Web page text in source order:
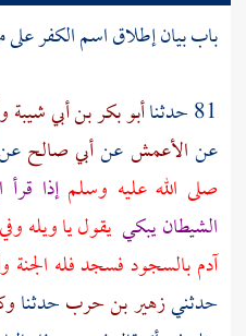
باب بيان إطلاق اسم الكفر
81 حدثنا
أبو بكر بن أبي شيبة
عنالأعمشعنأبي صالح
صلى الله عليه وسلمإذا
الشيطان يبكي يقول يا ويله
آدمبالسجود فسجد فله الجنة
حدثنيزهير بن حربحدثنا